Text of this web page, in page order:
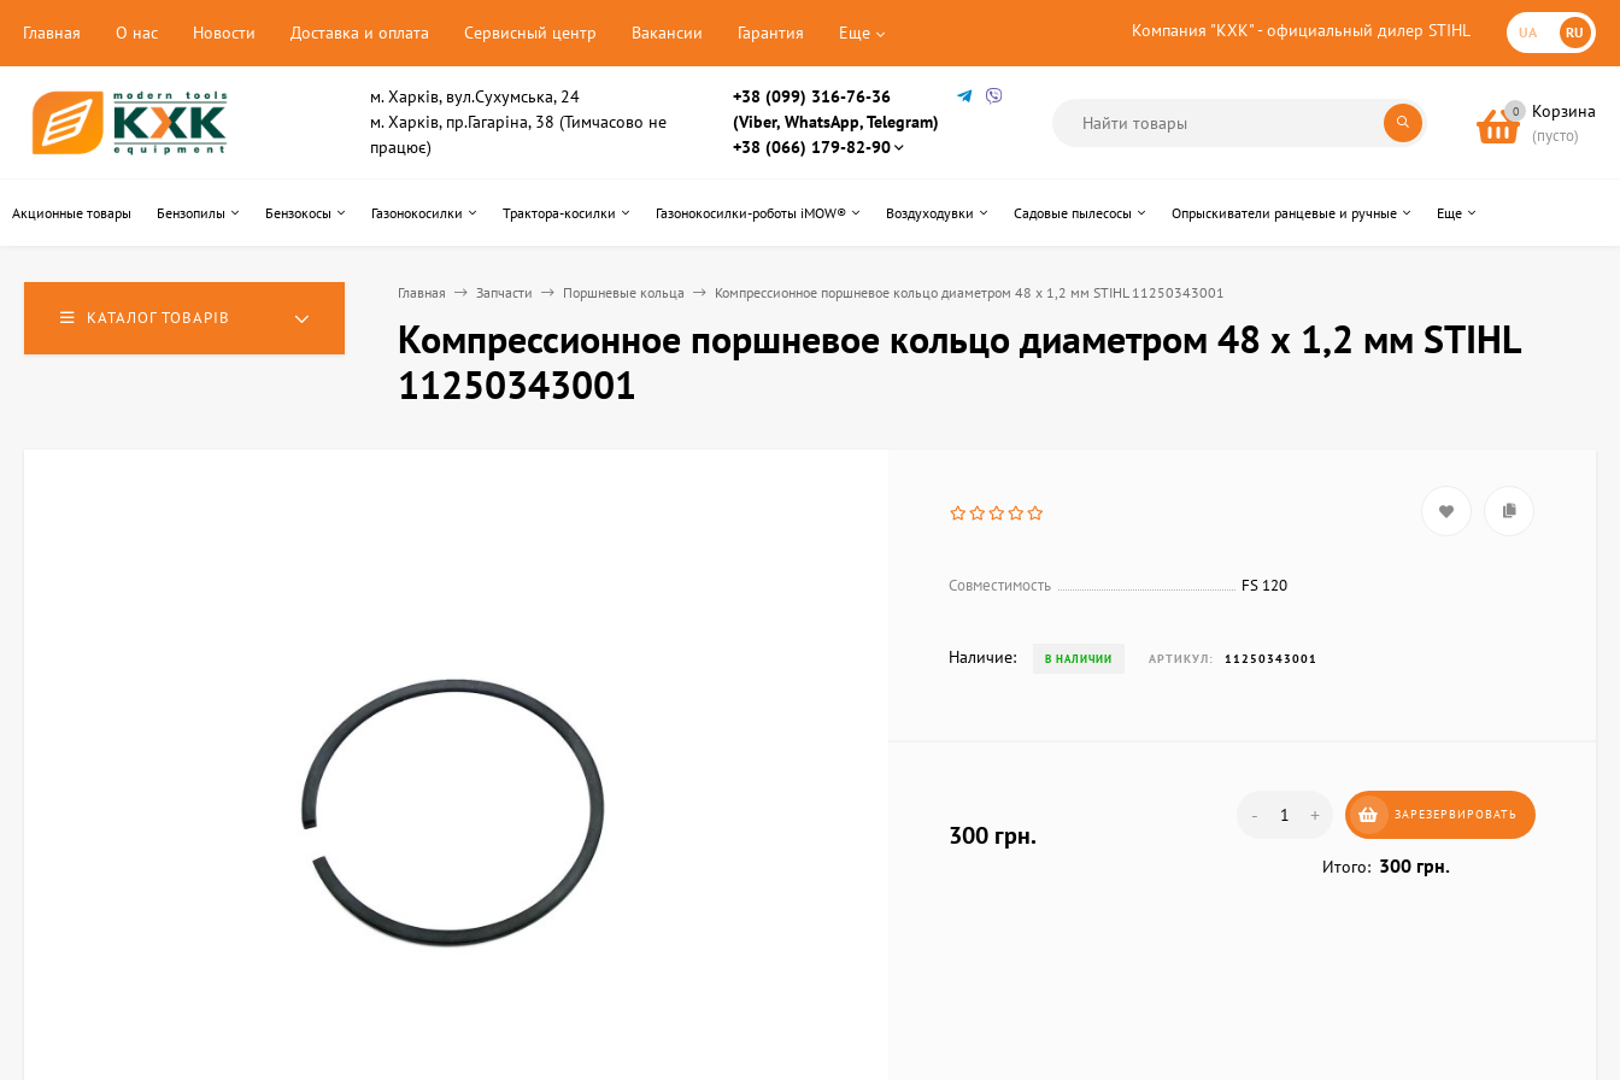
Компания "КХК" - официальный дилер STIHL UA RU
Главная О нас Новости Доставка и оплата Сервисный центр Вакансии Гарантия Еще
м. Харків, вул.Сухумська, 24
м. Харків, пр.Гагаріна, 38 (Тимчасово не
працює)
+38 (099) 316-76-36
(Viber, WhatsApp, Telegram)
+38 (066) 179-82-90
0 Корзина
(пусто)
Акционные товары Бензопилы Бензокосы Газонокосилки Трактора-косилки Газонокосилки-роботы iMOW® Воздуходувки Садовые пылесосы Опрыскиватели ранцевые и ручные Еще
КАТАЛОГ ТОВАРІВ
Главная Запчасти Поршневые кольца Компрессионное поршневое кольцо диаметром 48 х 1,2 мм STIHL 11250343001
Компрессионное поршневое кольцо диаметром 48 х 1,2 мм STIHL
11250343001
Совместимость FS 120
Наличие: В НАЛИЧИИ АРТИКУЛ: 11250343001
300 грн.
- + ЗАРЕЗЕРВИРОВАТЬ
Итого: 300 грн.